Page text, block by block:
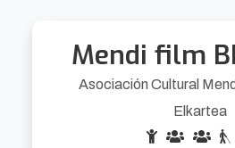
Mendi film
Asociación Cultural
Elkartea